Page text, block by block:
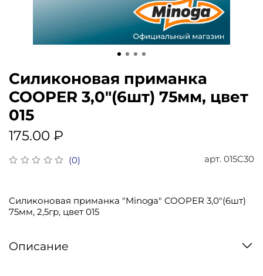
(0) арт. 015C30
Силиконовая приманка
COOPER 3,0"(6шт) 75мм, цвет
015
175.00 ₽
Силиконовая приманка "Minoga" COOPER 3,0"(6шт)
75мм, 2,5гр, цвет 015
Описание